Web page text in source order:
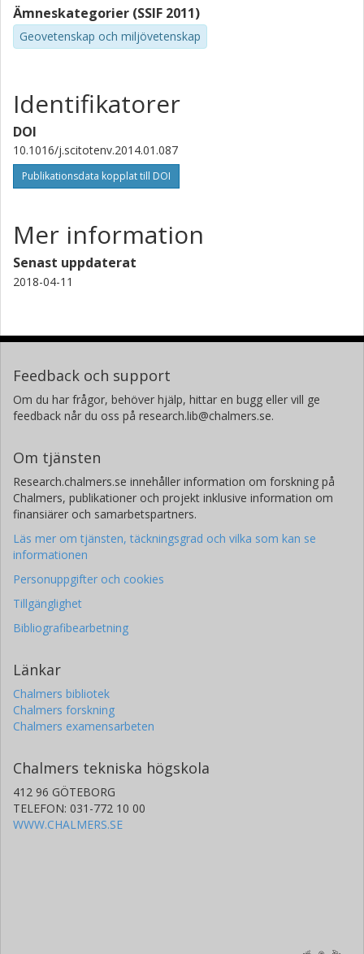
Ämneskategorier (SSIF 2011)
Geovetenskap och miljövetenskap
Identifikatorer
DOI
10.1016/j.scitotenv.2014.01.087
Publikationsdata kopplat till DOI
Mer information
Senast uppdaterat
2018-04-11
Feedback och support
Om du har frågor, behöver hjälp, hittar en bugg eller vill ge
feedback når du oss på research.lib@chalmers.se.
Om tjänsten
Research.chalmers.se innehåller information om forskning på
Chalmers, publikationer och projekt inklusive information om
finansiärer och samarbetspartners.
Läs mer om tjänsten, täckningsgrad och vilka som kan se
informationen
Personuppgifter och cookies
Tillgänglighet
Bibliografibearbetning
Länkar
Chalmers bibliotek
Chalmers forskning
Chalmers examensarbeten
Chalmers tekniska högskola
412 96 GÖTEBORG
TELEFON: 031-772 10 00
WWW.CHALMERS.SE